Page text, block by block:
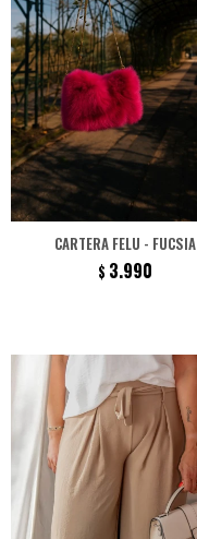
CARTERA FELU - FUCSIA
$ 3.990